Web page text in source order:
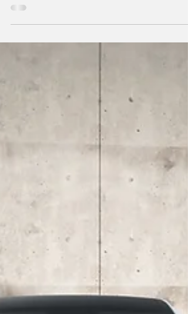
ao ENVE 2025